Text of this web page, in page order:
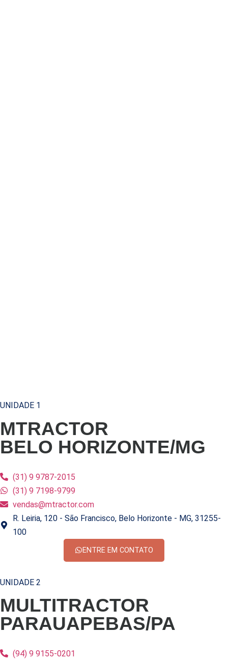
UNIDADE 1
MTRACTOR
BELO HORIZONTE/MG
(31) 9 9787-2015
(31) 9 7198-9799
vendas@mtractor.com
R. Leiria, 120 - São Francisco, Belo Horizonte - MG, 31255-
100
ENTRE EM CONTATO
UNIDADE 2
MULTITRACTOR
PARAUAPEBAS/PA
(94) 9 9155-0201